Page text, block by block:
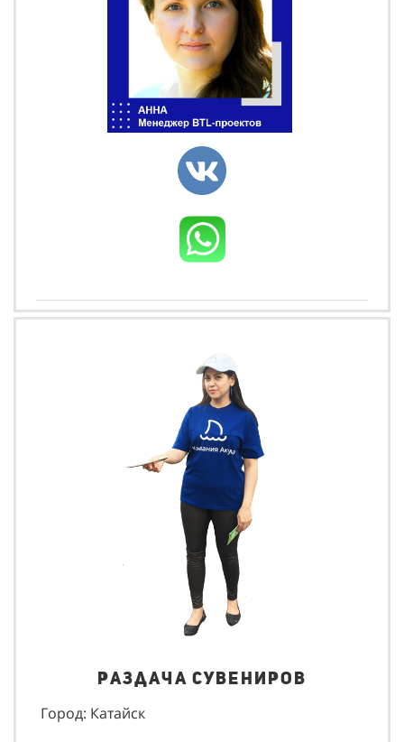
Раздача сувениров
Город: Катайск